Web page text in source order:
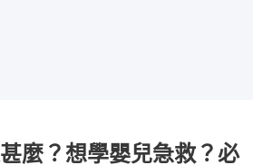
麼？想學嬰兒急救？必